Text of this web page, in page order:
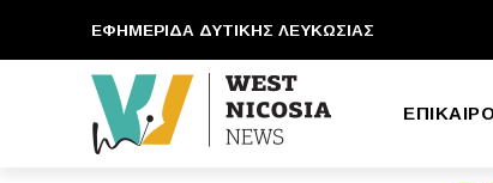
ΕΦΗΜΕΡΙΔΑ ΔΥΤΙΚΗΣ ΛΕΥΚΩΣΙΑΣ